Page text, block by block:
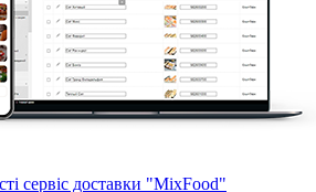
сервіс доставки "MixFood"